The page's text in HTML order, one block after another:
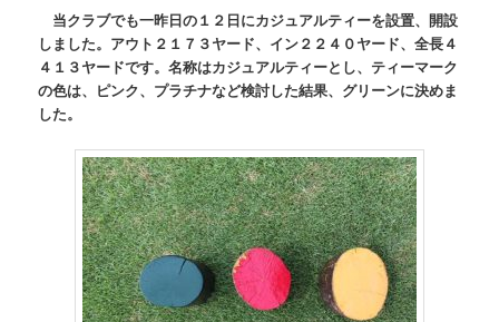
当クラブでも一昨日の１２日にカジュアルティーを設置、開設
しました。アウト２１７３ヤード、イン２２４０ヤード、全長４
４１３ヤードです。名称はカジュアルティーとし、ティーマーク
の色は、ピンク、プラチナなど検討した結果、グリーンに決めま
した。